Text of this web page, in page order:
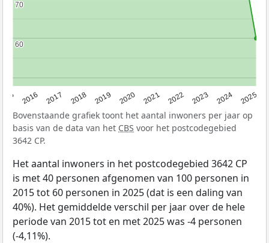
2016 2017 2018 2019 2020 2021 2022 2023 2024 2025
60
60
70
70
Bovenstaande grafiek toont het aantal inwoners per jaar op
basis van de data van het CBS voor het postcodegebied
3642 CP.
Het aantal inwoners in het postcodegebied 3642 CP
is met 40 personen afgenomen van 100 personen in
2015 tot 60 personen in 2025 (dat is een daling van
40%). Het gemiddelde verschil per jaar over de hele
periode van 2015 tot en met 2025 was -4 personen
(-4,11%).